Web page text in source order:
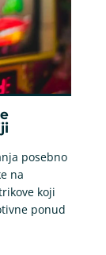
posebno
na
koji
ponud